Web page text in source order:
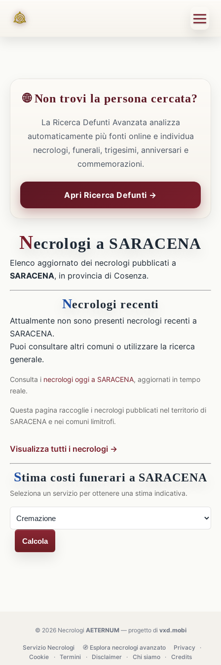
🌐 Non trovi la persona cercata?
La Ricerca Defunti Avanzata analizza
automaticamente più fonti online e individua
necrologi, funerali, trigesimi, anniversari e
commemorazioni.
Apri Ricerca Defunti →
Necrologi a SARACENA
Elenco aggiornato dei necrologi pubblicati a
SARACENA, in provincia di Cosenza.
Necrologi recenti
Attualmente non sono presenti necrologi recenti a
SARACENA.
Puoi consultare altri comuni o utilizzare la ricerca
generale.
Consulta i necrologi oggi a SARACENA, aggiornati in tempo
reale.
Questa pagina raccoglie i necrologi pubblicati nel territorio di
SARACENA e nei comuni limitrofi.
Visualizza tutti i necrologi →
Stima costi funerari a SARACENA
Seleziona un servizio per ottenere una stima indicativa.
Calcola
© 2026 Necrologi AETERNUM— progetto di vxd.mobi
Servizio Necrologi 🧭 Esplora necrologi avanzato Privacy
·
Cookie
· Termini · Disclaimer · Chi siamo · Credits